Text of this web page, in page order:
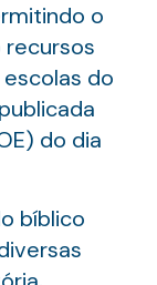
o
do
do dia
bíblico